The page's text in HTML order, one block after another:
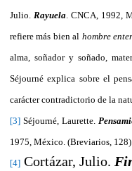
Julio. Rayuela . CNCA, 1992,
refiere más bien al hombre
alma, soñador y soñado,
Séjourné explica sobre el
carácter contradictorio de la
[3] Séjourné, Laurette.
1975, México. (Breviarios,
[4] Cortázar, Julio.